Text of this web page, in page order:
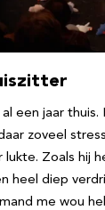
een jaar thuis.
zoveel
lukte. Zoals hij
heel diep
me wou